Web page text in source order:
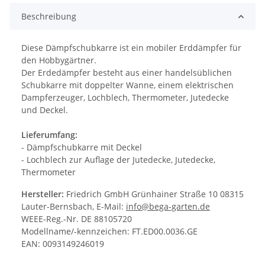
Beschreibung
Diese Dämpfschubkarre ist ein mobiler Erddämpfer für
den Hobbygärtner.
Der Erdedämpfer besteht aus einer handelsüblichen
Schubkarre mit doppelter Wanne, einem elektrischen
Dampferzeuger, Lochblech, Thermometer, Jutedecke
und Deckel.
Lieferumfang:
- Dämpfschubkarre mit Deckel
- Lochblech zur Auflage der Jutedecke, Jutedecke,
Thermometer
Hersteller: Friedrich GmbH Grünhainer Straße 10 08315
Lauter-Bernsbach, E-Mail: info@bega-garten.de
WEEE-Reg.-Nr. DE 88105720
Modellname/-kennzeichen: FT.ED00.0036.GE
EAN: 0093149246019